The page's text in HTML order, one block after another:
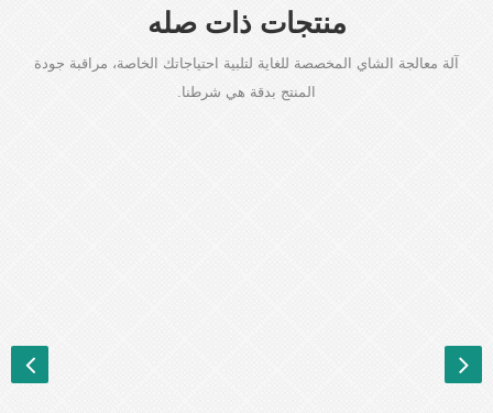
منتجات ذات صله
آلة معالجة الشاي المخصصة للغاية لتلبية احتياجاتك الخاصة، مراقبة جودة
المنتج بدقة هي شرطنا.